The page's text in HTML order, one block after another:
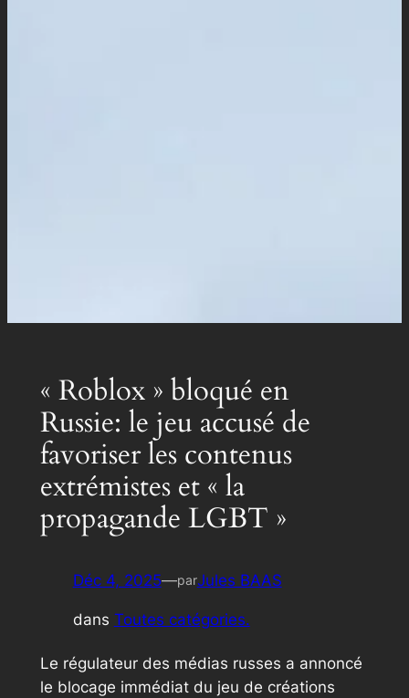
« Roblox » bloqué en
Russie: le jeu accusé de
favoriser les contenus
extrémistes et « la
propagande LGBT »
Déc 4, 2025—parJules BAAS
dans Toutes catégories.
Le régulateur des médias russes a annoncé
le blocage immédiat du jeu de créations